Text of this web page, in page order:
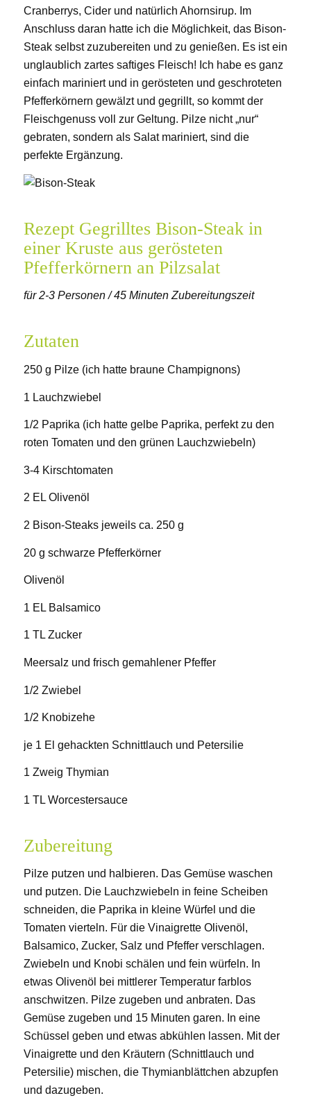
Cranberrys, Cider und natürlich Ahornsirup. Im
Anschluss daran hatte ich die Möglichkeit, das Bison-
Steak selbst zuzubereiten und zu genießen. Es ist ein
unglaublich zartes saftiges Fleisch! Ich habe es ganz
einfach mariniert und in gerösteten und geschroteten
Pfefferkörnern gewälzt und gegrillt, so kommt der
Fleischgenuss voll zur Geltung. Pilze nicht „nur“
gebraten, sondern als Salat mariniert, sind die
perfekte Ergänzung.
Rezept Gegrilltes Bison-Steak in
einer Kruste aus gerösteten
Pfefferkörnern an Pilzsalat
für 2-3 Personen / 45 Minuten Zubereitungszeit
Zutaten
250 g Pilze (ich hatte braune Champignons)
1 Lauchzwiebel
1/2 Paprika (ich hatte gelbe Paprika, perfekt zu den
roten Tomaten und den grünen Lauchzwiebeln)
3-4 Kirschtomaten
2 EL Olivenöl
2 Bison-Steaks jeweils ca. 250 g
20 g schwarze Pfefferkörner
Olivenöl
1 EL Balsamico
1 TL Zucker
Meersalz und frisch gemahlener Pfeffer
1/2 Zwiebel
1/2 Knobizehe
je 1 El gehackten Schnittlauch und Petersilie
1 Zweig Thymian
1 TL Worcestersauce
Zubereitung
Pilze putzen und halbieren. Das Gemüse waschen
und putzen. Die Lauchzwiebeln in feine Scheiben
schneiden, die Paprika in kleine Würfel und die
Tomaten vierteln. Für die Vinaigrette Olivenöl,
Balsamico, Zucker, Salz und Pfeffer verschlagen.
Zwiebeln und Knobi schälen und fein würfeln. In
etwas Olivenöl bei mittlerer Temperatur farblos
anschwitzen. Pilze zugeben und anbraten. Das
Gemüse zugeben und 15 Minuten garen. In eine
Schüssel geben und etwas abkühlen lassen. Mit der
Vinaigrette und den Kräutern (Schnittlauch und
Petersilie) mischen, die Thymianblättchen abzupfen
und dazugeben.